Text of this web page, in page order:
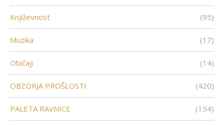
Književnost (95)
Muzika (17)
Običaji (14)
OBZORJA PROŠLOSTI (420)
PALETA RAVNICE (154)